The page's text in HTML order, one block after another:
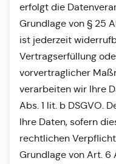
erfolgt die
Grundlage von § 25
ist jederzeit
Vertragserfüllung
vorvertraglicher
verarbeiten wir Ihre
Abs. 1 lit. b DSGVO.
Ihre Daten, sofern
rechtlichen
Grundlage von Art. 6